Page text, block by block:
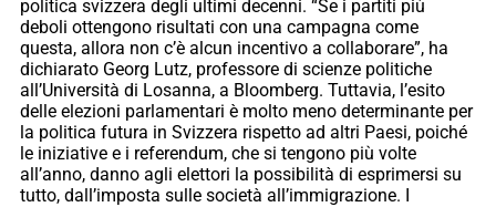
politica svizzera degli ultimi decenni. “Se i partiti più
deboli ottengono risultati con una campagna come
questa, allora non c’è alcun incentivo a collaborare”, ha
dichiarato Georg Lutz, professore di scienze politiche
all’Università di Losanna, a Bloomberg. Tuttavia, l’esito
delle elezioni parlamentari è molto meno determinante per
la politica futura in Svizzera rispetto ad altri Paesi, poiché
le iniziative e i referendum, che si tengono più volte
all’anno, danno agli elettori la possibilità di esprimersi su
tutto, dall’imposta sulle società all’immigrazione. I